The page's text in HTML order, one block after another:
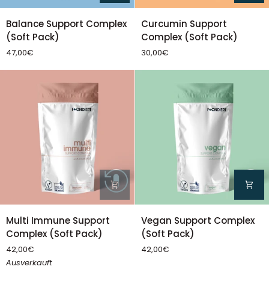
Balance
Support
Complex
(Soft
Pack)
Balance Support Complex
(Soft Pack)
47,00€
Curcumin
Support
Complex
(Soft
Pack)
Curcumin Support
Complex (Soft Pack)
30,00€
Multi
Immune
Support
Complex
(Soft
Multi Immune Support
Complex (Soft Pack)
42,00€
Ausverkauft
Vegan
Support
Complex
(Soft
Vegan Support Complex
(Soft Pack)
42,00€